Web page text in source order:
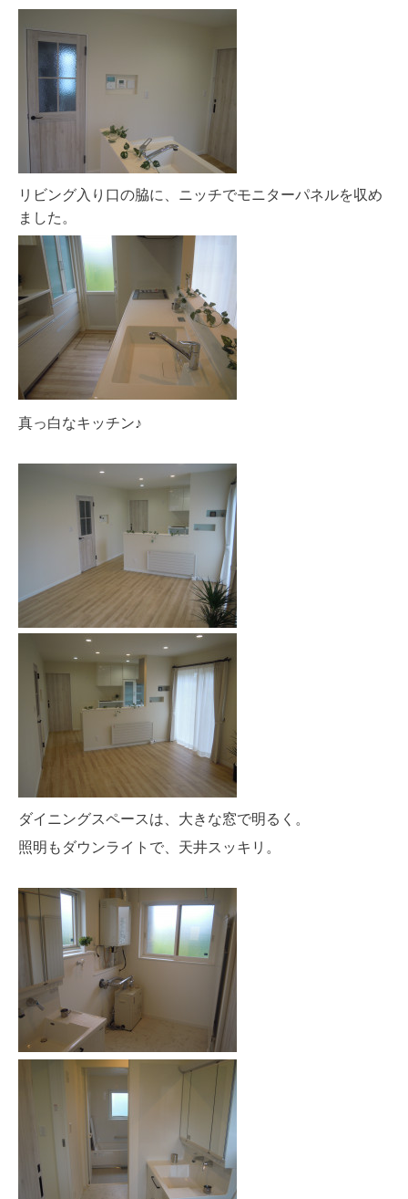
リビング入り口の脇に、ニッチでモニターパネルを収め
ました。
真っ白なキッチン♪
ダイニングスペースは、大きな窓で明るく。
照明もダウンライトで、天井スッキリ。